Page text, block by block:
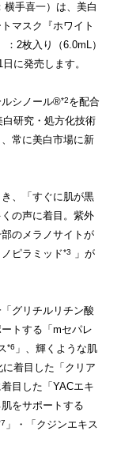
手喜一）は、美白
マスク『ホワイト
2枚入り（6.0mL）
に発売します。
ルシノール®*2を配合
研究・処方化技術
常に美白市場に新
、「すぐに肌が黒
の声に着目。紫外
のメラノサイトが
ピラミッド*3
」が
グリチルリチン酸
トする「mセパレ
*6 」、輝くような肌
に着目した「クリア
目した「YACエキ
をサポートする
」・「クジンエキス